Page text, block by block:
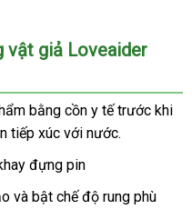
vật giả Loveaider
bằng cồn y tế trước khi
tiếp xúc Đức
với nước.
đựng pin
nhập
và bật chế độ rung phù